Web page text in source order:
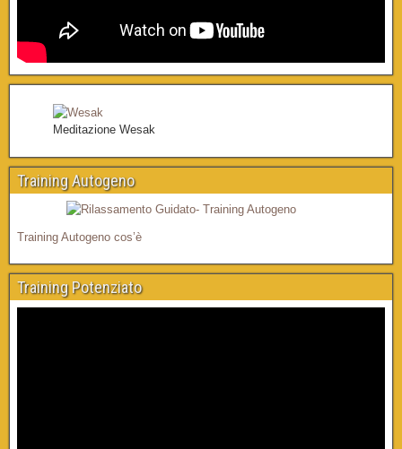
Meditazione Wesak
Training Autogeno
Training Autogeno cos’è
Training Potenziato